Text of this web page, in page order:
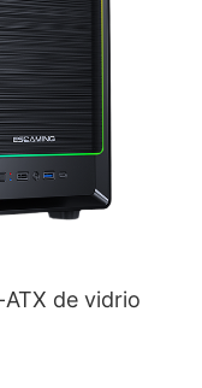
de vidrio